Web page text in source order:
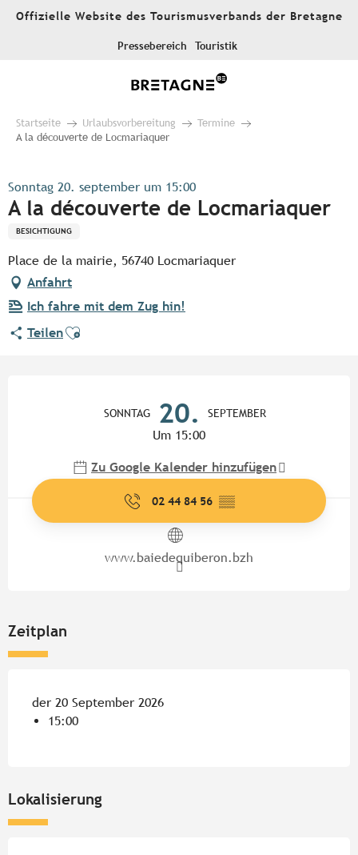
AllerOffizielle Website des Tourismusverbands der Bretagne
Pressebereich Touristik
Startseite Urlaubsvorbereitung
Termine
A la découverte de Locmariaquer
Sonntag 20. september um 15:00
A la découverte de Locmariaquer
BESICHTIGUNG
Place de la mairie, 56740 Locmariaquer
Anfahrt
Ich fahre mit dem Zug hin!
TeilenAjouter aux favoris
SONNTAG 20. SEPTEMBER
Um 15:00
Zu Google Kalender hinzufügen
02 44 84 56 ▒▒
www.baiedequiberon.bzh
Zeitplan
der 20 September 2026
15:00
Lokalisierung